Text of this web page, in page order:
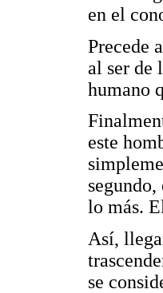
en el
Precede
al ser de
humano
este
segundo,
lo más.
Así,
se